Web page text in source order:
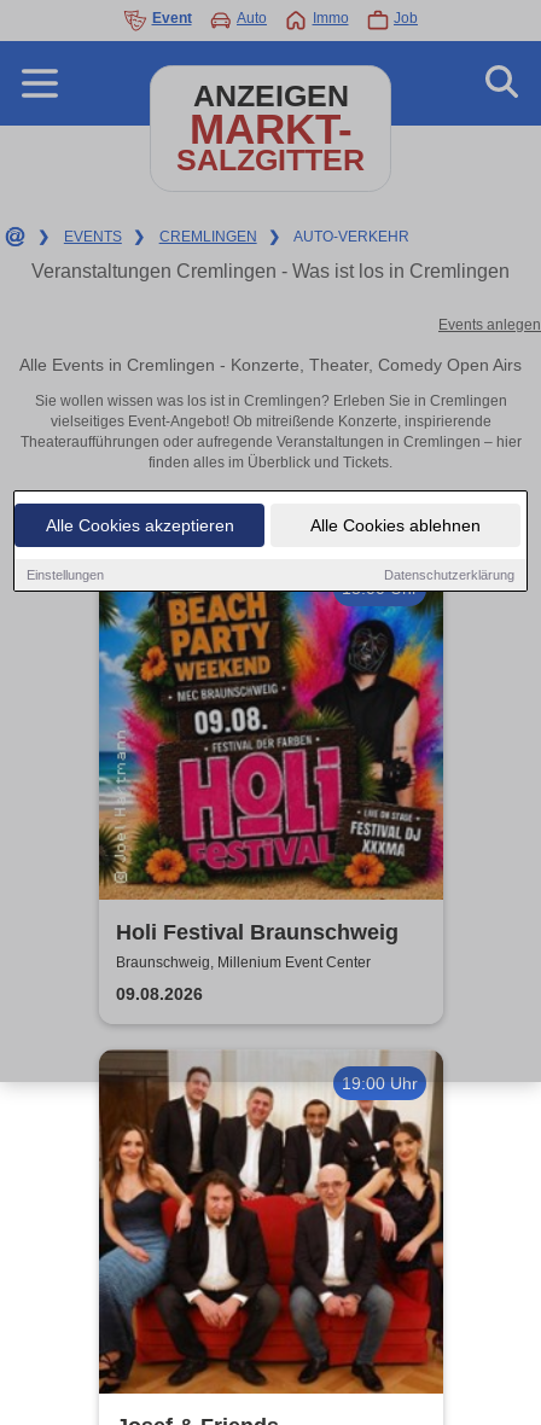
Alle Cookies akzeptieren Alle Cookies ablehnen
Einstellungen Datenschutzerklärung
Event Auto Immo Job
ANZEIGEN
MARKT-
SALZGITTER
❯ EVENTS ❯ CREMLINGEN ❯ AUTO-VERKEHR
Veranstaltungen Cremlingen - Was ist los in Cremlingen
Events anlegen
Alle Events in Cremlingen - Konzerte, Theater, Comedy Open Airs
Sie wollen wissen was los ist in Cremlingen? Erleben Sie in Cremlingen
vielseitiges Event-Angebot! Ob mitreißende Konzerte, inspirierende
Theateraufführungen oder aufregende Veranstaltungen in Cremlingen – hier
finden alles im Überblick und Tickets.
13:00 Uhr
Holi Festival Braunschweig
Braunschweig, Millenium Event Center
09.08.2026
19:00 Uhr